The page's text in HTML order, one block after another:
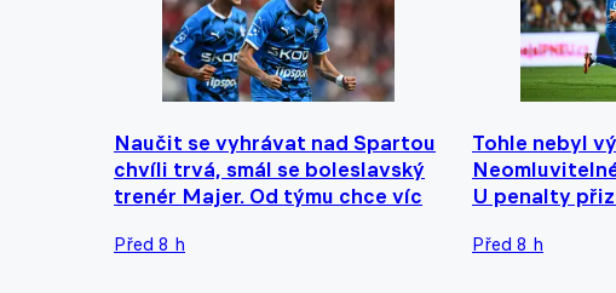
Naučit se vyhrávat nad Spartou
chvíli trvá, smál se boleslavský
trenér Majer. Od týmu chce víc
Před 8 h
Tohle nebyl
U penalty
Před 8 h